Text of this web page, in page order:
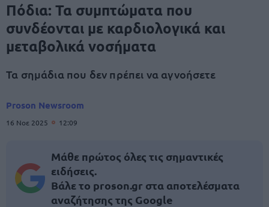
Πόδια: Τα συμπτώματα που
συνδέονται με καρδιολογικά και
μεταβολικά νοσήματα
Τα σημάδια που δεν πρέπει να αγνοήσετε
Proson Newsroom
16 Νοε 2025 12:09
Μάθε πρώτος όλες τις σημαντικές
ειδήσεις.
Βάλε το proson.gr στα αποτελέσματα
αναζήτησης της Google